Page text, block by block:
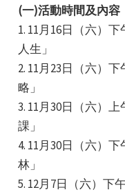
(一)活動時間及內容
1. 11月16日（六）
人生」
2. 11月23日（六）
略」
3. 11月30日（六）
課」
4. 11月30日（六）
林」
5. 12月7日（六）下